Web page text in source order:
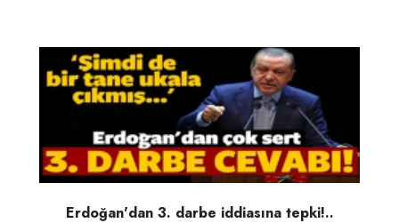
Erdoğan'dan 3. darbe iddiasına tepki!..